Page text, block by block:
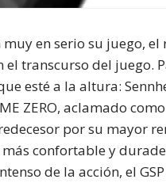
en serio su juego,
el transcurso del juego.
esté a la altura:
ZERO, aclamado
por su mayor
confortable y
de la acción, el